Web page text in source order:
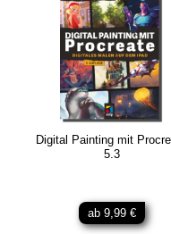
Digital Painting mit
5.3
ab 9,99 €